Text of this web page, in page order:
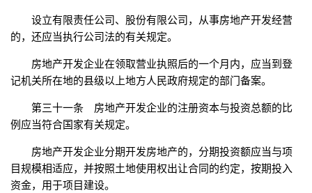
设立有限责任公司、股份有限公司，从事房地产开发经营
的，还应当执行公司法的有关规定。
房地产开发企业在领取营业执照后的一个月内，应当到登
记机关所在地的县级以上地方人民政府规定的部门备案。
第三十一条 房地产开发企业的注册资本与投资总额的比
例应当符合国家有关规定。
房地产开发企业分期开发房地产的，分期投资额应当与项
目规模相适应，并按照土地使用权出让合同的约定，按期投入
资金，用于项目建设。